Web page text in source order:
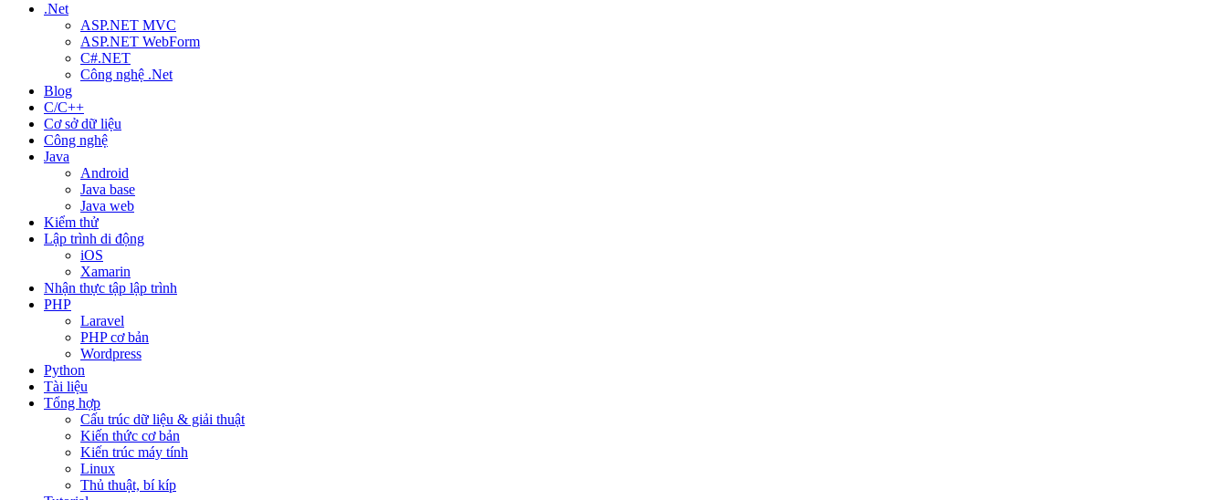
.Net
ASP.NET MVC
ASP.NET WebForm
C#.NET
Công nghệ .Net
Blog
C/C++
Cơ sở dữ liệu
Công nghệ
Java
Android
Java base
Java web
Kiểm thử
Lập trình di động
iOS
Xamarin
Nhận thực tập lập trình
PHP
Laravel
PHP cơ bản
Wordpress
Python
Tài liệu
Tổng hợp
Cấu trúc dữ liệu & giải thuật
Kiến thức cơ bản
Kiến trúc máy tính
Linux
Thủ thuật, bí kíp